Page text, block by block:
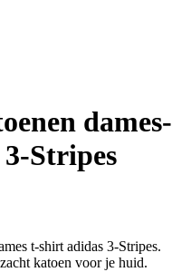
dames-
Stripes
t-shirt adidas 3-Stripes.
katoen voor je huid.